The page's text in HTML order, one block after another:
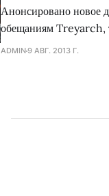
Анонсировано новое
обещаниям Treyarch,
карты для сетевых
ADMIN9 АВГ. 2013 Г.